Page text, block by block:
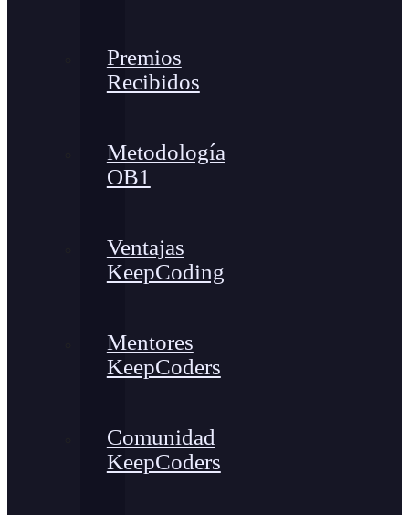
Premios
Recibidos
Metodología
OB1
Ventajas
KeepCoding
Mentores
KeepCoders
Comunidad
KeepCoders